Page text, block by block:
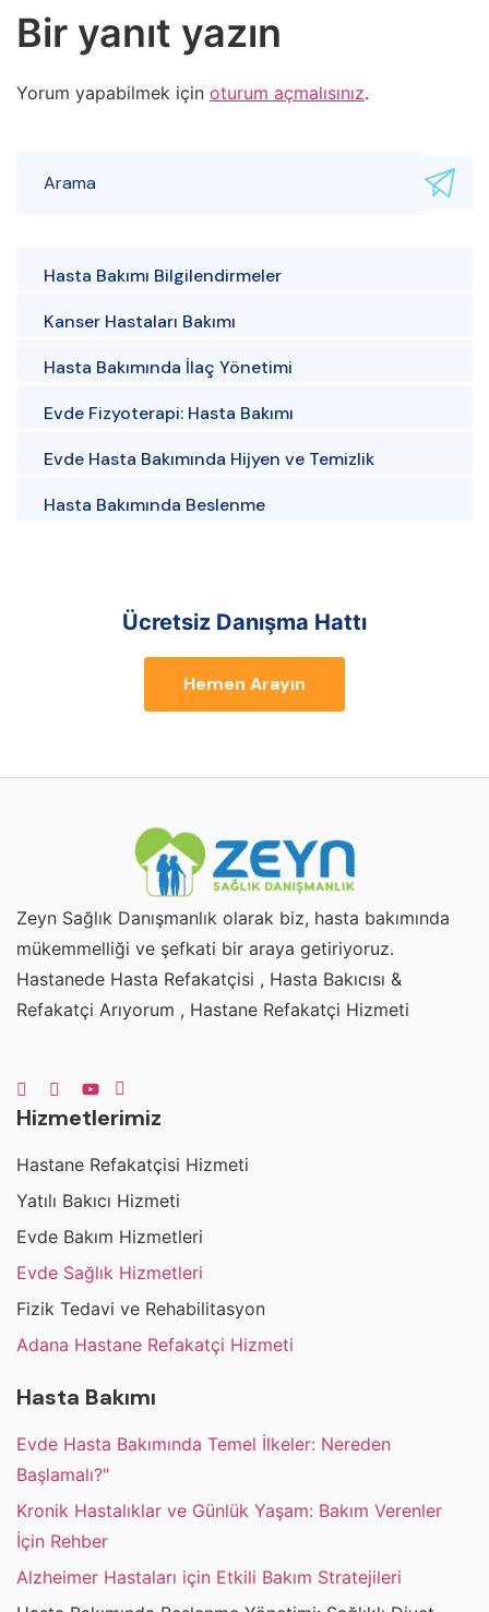
Bir yanıt yazın
Yorum yapabilmek için oturum açmalısınız.
Hasta Bakımı Bilgilendirmeler
Kanser Hastaları Bakımı
Hasta Bakımında İlaç Yönetimi
Evde Fizyoterapi: Hasta Bakımı
Evde Hasta Bakımında Hijyen ve Temizlik
Hasta Bakımında Beslenme
Ücretsiz Danışma Hattı
Hemen Arayın
Zeyn Sağlık Danışmanlık olarak biz, hasta bakımında
mükemmelliği ve şefkati bir araya getiriyoruz.
Hastanede Hasta Refakatçisi , Hasta Bakıcısı &
Refakatçi Arıyorum , Hastane Refakatçi Hizmeti
Hizmetlerimiz
Hastane Refakatçisi Hizmeti
Yatılı Bakıcı Hizmeti
Evde Bakım Hizmetleri
Evde Sağlık Hizmetleri
Fizik Tedavi ve Rehabilitasyon
Adana Hastane Refakatçi Hizmeti
Hasta Bakımı
Evde Hasta Bakımında Temel İlkeler: Nereden
Başlamalı?"
Kronik Hastalıklar ve Günlük Yaşam: Bakım Verenler
İçin Rehber
Alzheimer Hastaları için Etkili Bakım Stratejileri